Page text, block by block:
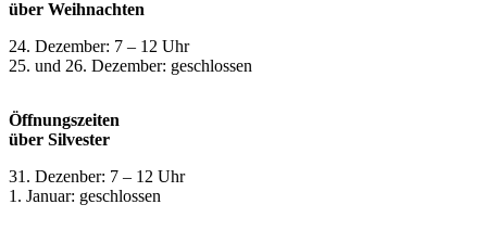
über Weihnachten
24. Dezember: 7 – 12 Uhr
25. und 26. Dezember: geschlossen
Öffnungszeiten
über Silvester
31. Dezenber: 7 – 12 Uhr
1. Januar: geschlossen